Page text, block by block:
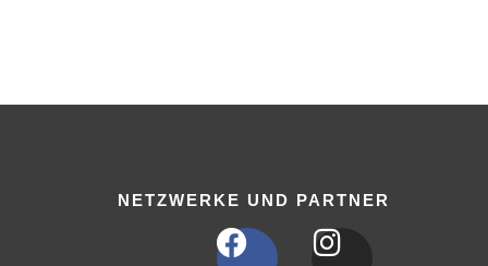
NETZWERKE UND PARTNER
F